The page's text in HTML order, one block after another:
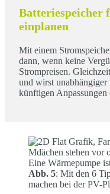
einplanen
Mit einem
dann, wenn keine
Strompreisen.
und wirst unabhängiger
künftigen Anpassungen
Abb. 5: Mit den 6
machen bei der PV-